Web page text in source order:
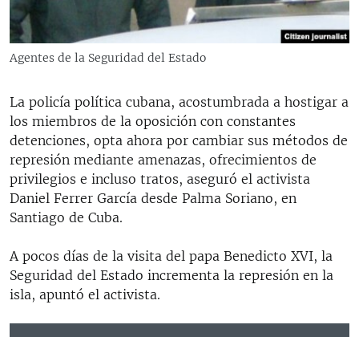
RADIO MARTÍ
ESPECIALES
LA REALIDAD DE LA VIVIENDA EN CUBA
SER VIEJO EN CUBA
KENTU-CUBANO
LOS SANTOS DE HIALEAH
DESINFORMACIÓN RUSA EN AMÉRICA LATINA
EDITORIALES
SÍGUENOS
Agentes de la Seguridad del Estado
La policía política cubana, acostumbrada a hostigar a
los miembros de la oposición con constantes
detenciones, opta ahora por cambiar sus métodos de
represión mediante amenazas, ofrecimientos de
privilegios e incluso tratos, aseguró el activista
Daniel Ferrer García desde Palma Soriano, en
Santiago de Cuba.
A pocos días de la visita del papa Benedicto XVI, la
Seguridad del Estado incrementa la represión en la
isla, apuntó el activista.